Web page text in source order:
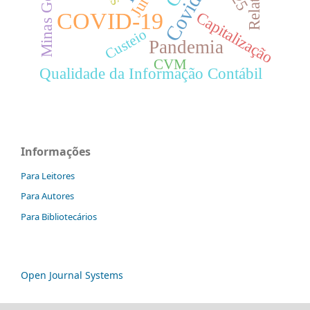
COVID-19
PandemiaCapitalização
Qualidade da Informação Contábil
Custeio
CVM
Informações
Para Leitores
Para Autores
Para Bibliotecários
Open Journal Systems